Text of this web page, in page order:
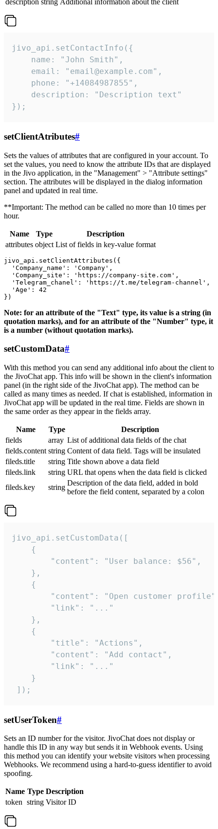
description string Additional information about the client
jivo_api.setContactInfo({
    name: "John Smith",
    email: "email@example.com",
    phone: "+14084987855",
    description: "Description text"
});
setClientAtributes#
Sets the values ​​of attributes that are configured in your account. To
set the values, you need to know the attribute IDs that are displayed
in the Jivo application, in the "Management" > "Attribute settings"
section. The attributes will be displayed in the dialog information
panel and updated in real time.
**Important: The method can be called no more than 10 times per
hour.
Name Type
Description
attributes object List of fields in key-value format
jivo_api.setClientAttributes({
  'Company_name': 'Company',
  'Company_site': 'https://company-site.com',
  'Telegram_chanel': 'https://t.me/telegram-channel',
  'Age': 42
Note: for an attribute of the "Text" type, its value is a string (in
quotation marks), and for an attribute of the "Number" type, it
is a number (without quotation marks).
setCustomData#
With this method you can send any additional info about the client to
the JivoChat app. This info will be shown in the client's information
panel (in the right side of the JivoChat app). The method can be
called as many times as needed. If chat is established, information in
JivoChat app will be updated in the real time. Fields are shown in
the same order as they appear in the fields array.
Name Type
Description
fields
array List of additional data fields of the chat
fields.content string Content of data field. Tags will be insulated
fileds.title
string Title shown above a data field
fileds.link
string URL that opens when the data field is clicked
fileds.key
string
Description of the data field, added in bold
before the field content, separated by a colon
jivo_api.setCustomData([
    {
        "content": "User balance: $56",
    },
    {
"content": "Open customer
        "link": "..."
    },
    {
        "title": "Actions",
        "content": "Add contact",
        "link": "..."
    }
]);
setUserToken#
Sets an ID number for the visitor. JivoChat does not display or
handle this ID in any way but sends it in Webhook events. Using
this method you can identify your website visitors when processing
Webhooks. We recommend using a hard-to-guess identifier to avoid
spoofing.
Name Type Description
token string Visitor ID